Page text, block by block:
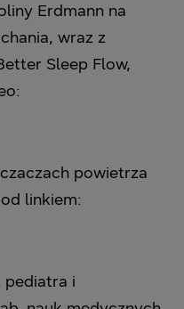
Erdmann na
wraz z
Sleep Flow,
powietrza
linkiem:
i